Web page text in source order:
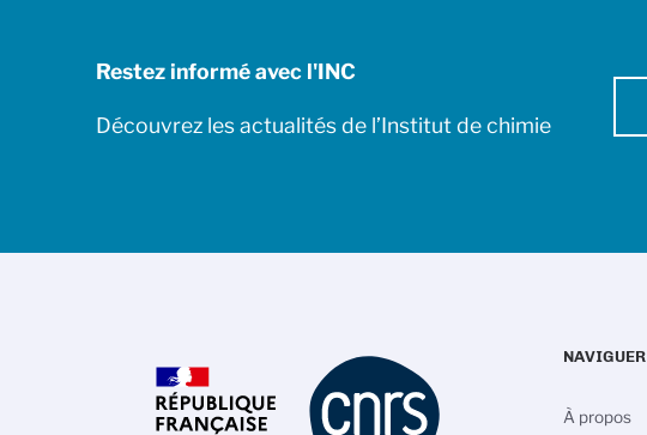
Restez informé avec l'INC
Découvrez les actualités de l’Institut de chimie
NAVIGUER
À propos